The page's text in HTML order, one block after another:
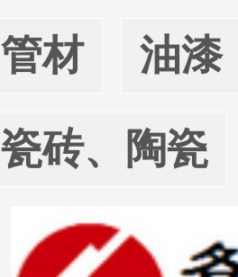
管材 油漆
瓷砖、陶瓷